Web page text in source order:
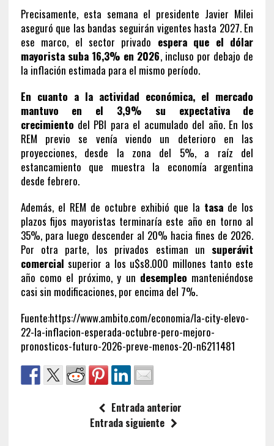
Precisamente, esta semana el presidente Javier Milei
aseguró que las bandas seguirán vigentes hasta 2027. En
ese marco, el sector privado espera que el dólar
mayorista suba 16,3% en 2026, incluso por debajo de
la inflación estimada para el mismo período.
En cuanto a la actividad económica, el mercado
mantuvo en el 3,9% su expectativa de
crecimiento del PBI para el acumulado del año. En los
REM previo se venía viendo un deterioro en las
proyecciones, desde la zona del 5%, a raíz del
estancamiento que muestra la economía argentina
desde febrero.
Además, el REM de octubre exhibió que la tasa de los
plazos fijos mayoristas terminaría este año en torno al
35%, para luego descender al 20% hacia fines de 2026.
Por otra parte, los privados estiman un superávit
comercial superior a los u$s8.000 millones tanto este
año como el próximo, y un desempleo manteniéndose
casi sin modificaciones, por encima del 7%.
Fuente:https://www.ambito.com/economia/la-city-elevo-
22-la-inflacion-esperada-octubre-pero-mejoro-
pronosticos-futuro-2026-preve-menos-20-n6211481
Entrada anterior
Entrada siguiente